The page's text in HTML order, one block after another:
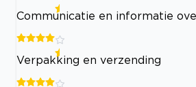
Communicatie en informatie
Verpakking en verzending